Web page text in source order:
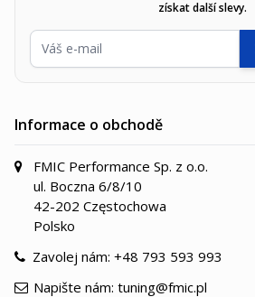
získat další slevy.
E-
Informace o obchodě
FMIC Performance Sp. z o.o.
ul. Boczna 6/8/10
42-202 Częstochowa
Polsko
Zavolej nám: +48 793 593 993
Napište nám: tuning@fmic.pl